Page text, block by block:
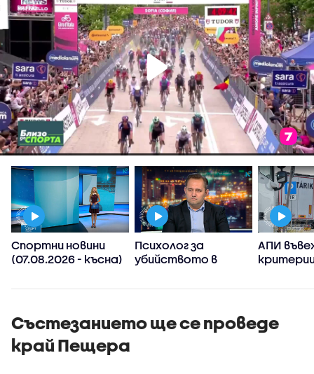
Спортни новини
(07.08.2026 - късна)
Психолог за
убийството в
Възрастните
агресивно
АПИ
Състезанието ще се проведе
край Пещера